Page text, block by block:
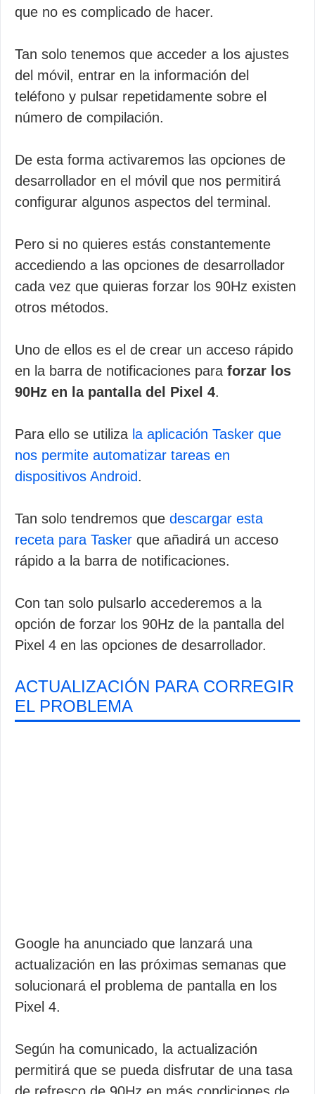
que no es complicado de hacer.
Tan solo tenemos que acceder a los ajustes
del móvil, entrar en la información del
teléfono y pulsar repetidamente sobre el
número de compilación.
De esta forma activaremos las opciones de
desarrollador en el móvil que nos permitirá
configurar algunos aspectos del terminal.
Pero si no quieres estás constantemente
accediendo a las opciones de desarrollador
cada vez que quieras forzar los 90Hz existen
otros métodos.
Uno de ellos es el de crear un acceso rápido
en la barra de notificaciones para forzar los
90Hz en la pantalla del Pixel 4.
Para ello se utiliza la aplicación Tasker que
nos permite automatizar tareas en
dispositivos Android.
Tan solo tendremos que descargar esta
receta para Tasker que añadirá un acceso
rápido a la barra de notificaciones.
Con tan solo pulsarlo accederemos a la
opción de forzar los 90Hz de la pantalla del
Pixel 4 en las opciones de desarrollador.
ACTUALIZACIÓN PARA CORREGIR
EL PROBLEMA
Google ha anunciado que lanzará una
actualización en las próximas semanas que
solucionará el problema de pantalla en los
Pixel 4.
Según ha comunicado, la actualización
permitirá que se pueda disfrutar de una tasa